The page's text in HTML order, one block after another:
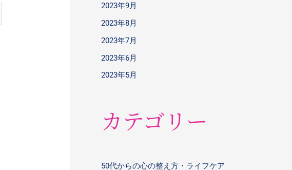
2023年9月
2023年8月
2023年7月
2023年6月
2023年5月
カテゴリー
50代からの心の整え方・ライフケア